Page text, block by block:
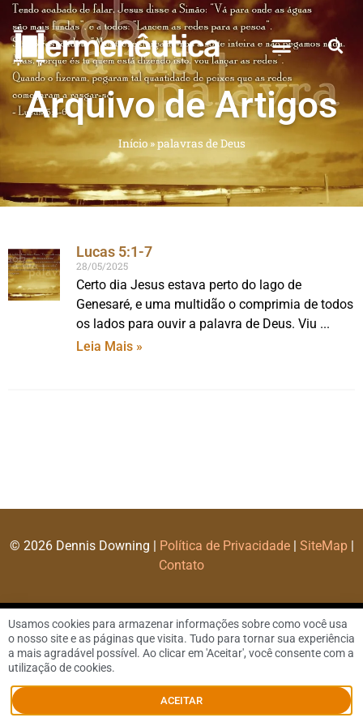
Arquivo de Artigos
Início»palavras de Deus
Lucas 5:1-7
28/05/2025
Certo dia Jesus estava perto do lago de
Genesaré, e uma multidão o comprimia de todos
os lados para ouvir a palavra de Deus. Viu
Leia Mais »
© 2026 Dennis Downing | Política de Privacidade| SiteMap|
Contato
Usamos cookies para armazenar informações sobre como você usa
o nosso site e as páginas que visita. Tudo para tornar sua experiência
a mais agradável possível. Ao clicar em 'Aceitar', você consente com a
utilização de cookies.
ACEITAR